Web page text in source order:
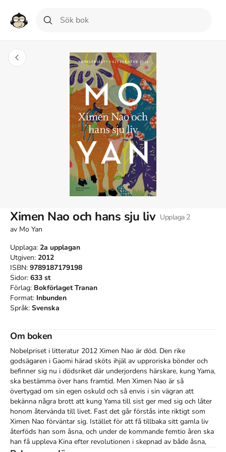
Ximen Nao och hans sju liv Upplaga 2
av Mo Yan
Upplaga: 2a upplagan
Utgiven: 2012
ISBN: 9789187179198
Sidor: 633 st
Förlag: Bokförlaget Tranan
Format: Inbunden
Språk: Svenska
Om boken
Nobelpriset i litteratur 2012 Ximen Nao är död. Den rike
godsägaren i Gaomi härad sköts ihjäl av upproriska bönder och
befinner sig nu i dödsriket där underjordens härskare, kung Yama,
ska bestämma över hans framtid. Men Ximen Nao är så
övertygad om sin egen oskuld och så envis i sin vägran att
bekänna några brott att kung Yama till sist ger med sig och låter
honom återvända till livet. Fast det går förstås inte riktigt som
Ximen Nao förväntar sig. Istället för att få tillbaka sitt gamla liv
återföds han som åsna, och under de kommande femtio åren ska
han få uppleva Kina efter revolutionen i skepnad av både åsna,